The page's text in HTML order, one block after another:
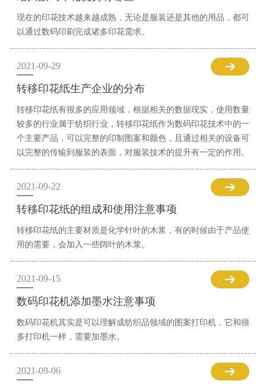
现在的印花技术越来越成熟，无论是服装还是其他的用品，都可
以通过数码印刷完成诸多印花需求。
2021-09-29
转移印花纸生产企业的分布
转移印花纸有很多的应用领域，根据相关的数据现实，使用数量
较多的行业属于纺织行业，转移印花纸作为数码印花技术中的一
个主要产品，可以完整的印制图案和颜色，且通过相关的设备可
以完整的传输到服装的表面，对服装技术的提升有一定的作用。
2021-09-22
转移印花纸的组成和使用注意事项
转移印花纸的主要材质是化学针叶的木浆，有的时候由于产品使
用的需要，会加入一些阔叶的木浆。
2021-09-15
数码印花机添加墨水注意事项
数码印花机其实是可以理解成纺织品领域的图案打印机，它和很
多打印机一样，需要加墨水。
2021-09-06